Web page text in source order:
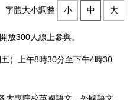
字體大小調整 小 中 大
放300人線上參與。
）上午8時30分至下午4時30